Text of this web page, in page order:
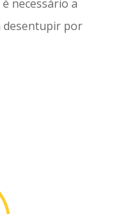
necessário a
desentupir por